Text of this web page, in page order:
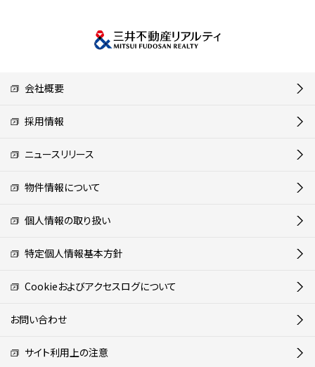
会社概要
採用情報
ニュースリリース
物件情報について
個人情報の取り扱い
特定個人情報基本方針
Cookieおよびアクセスログについて
お問い合わせ
サイト利用上の注意